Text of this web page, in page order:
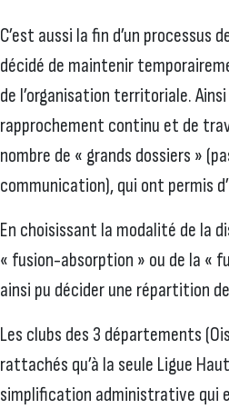
C’est aussi la fin d’un
décidé de maintenir
de l’organisation territoriale.
rapprochement continu et de
nombre de « grands dossiers »
communication), qui ont permis
En choisissant la modalité de la
« fusion-absorption » ou de la «
ainsi pu décider une répartition
Les clubs des 3 départements
rattachés qu’à la seule Ligue
simplification administrative qui